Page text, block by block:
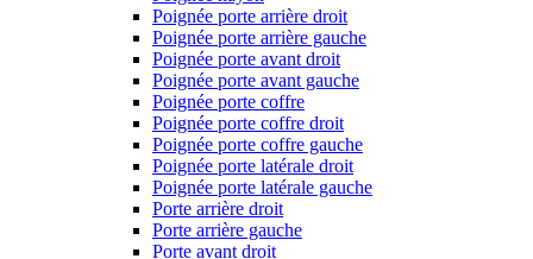
Poignée porte arrière droit
Poignée porte arrière gauche
Poignée porte avant droit
Poignée porte avant gauche
Poignée porte coffre
Poignée porte coffre droit
Poignée porte coffre gauche
Poignée porte latérale droit
Poignée porte latérale gauche
Porte arrière droit
Porte arrière gauche
Porte avant droit